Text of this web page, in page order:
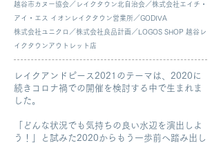
越谷市カヌー協会／レイクタウン北自治会／株式会社エイチ・
アイ・エス イオンレイクタウン営業所／GODIVA
株式会社ユニクロ／株式会社良品計画／LOGOS SHOP 越谷レ
イクタウンアウトレット店
レイクアンドピース2021のテーマは、2020に
続きコロナ禍での開催を検討する中で生まれま
した。
「どんな状況でも気持ちの良い水辺を演出しよ
う！」と試みた2020からもう一歩前へ踏み出し